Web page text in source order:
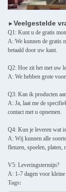
►Veelgestelde
Q1: Kunt u de gratis
A: We kunnen de gratis
betaald door uw kant.
Q2: Hoe zit het met uw
A: We hebben grote
Q3: Kan ik producten
A: Ja, laat me de
contact met u opnemen.
Q4: Kun je leveren wat
A: Wij kunnen alle
flenzen, spoelen, platen,
V5: Leveringstermijn?
A: 1-7 dagen voor
Tags: